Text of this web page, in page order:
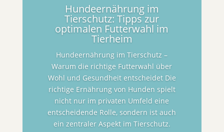
Hundeernährung im
Tierschutz: Tipps zur
optimalen Futterwahl im
Tierheim
Hundeernährung im Tierschutz –
Warum die richtige Futterwahl über
Wohl und Gesundheit entscheidet Die
richtige Ernährung von Hunden spielt
nicht nur im privaten Umfeld eine
entscheidende Rolle, sondern ist auch
ein zentraler Aspekt im Tierschutz.